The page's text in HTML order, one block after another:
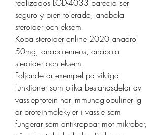
realizados LGD-4033 parecia ser
seguro y bien tolerado, anabola
steroider och eksem.
Kopa steroider online 2020 anadrol
50mg, anabolenreus, anabola
steroider och eksem.
Foljande ar exempel pa viktiga
funktioner som olika bestandsdelar av
vassleprotein har Immunoglobuliner Ig
ar proteinmolekyler i vassle som
fungerar som antikroppar mot mikrober,